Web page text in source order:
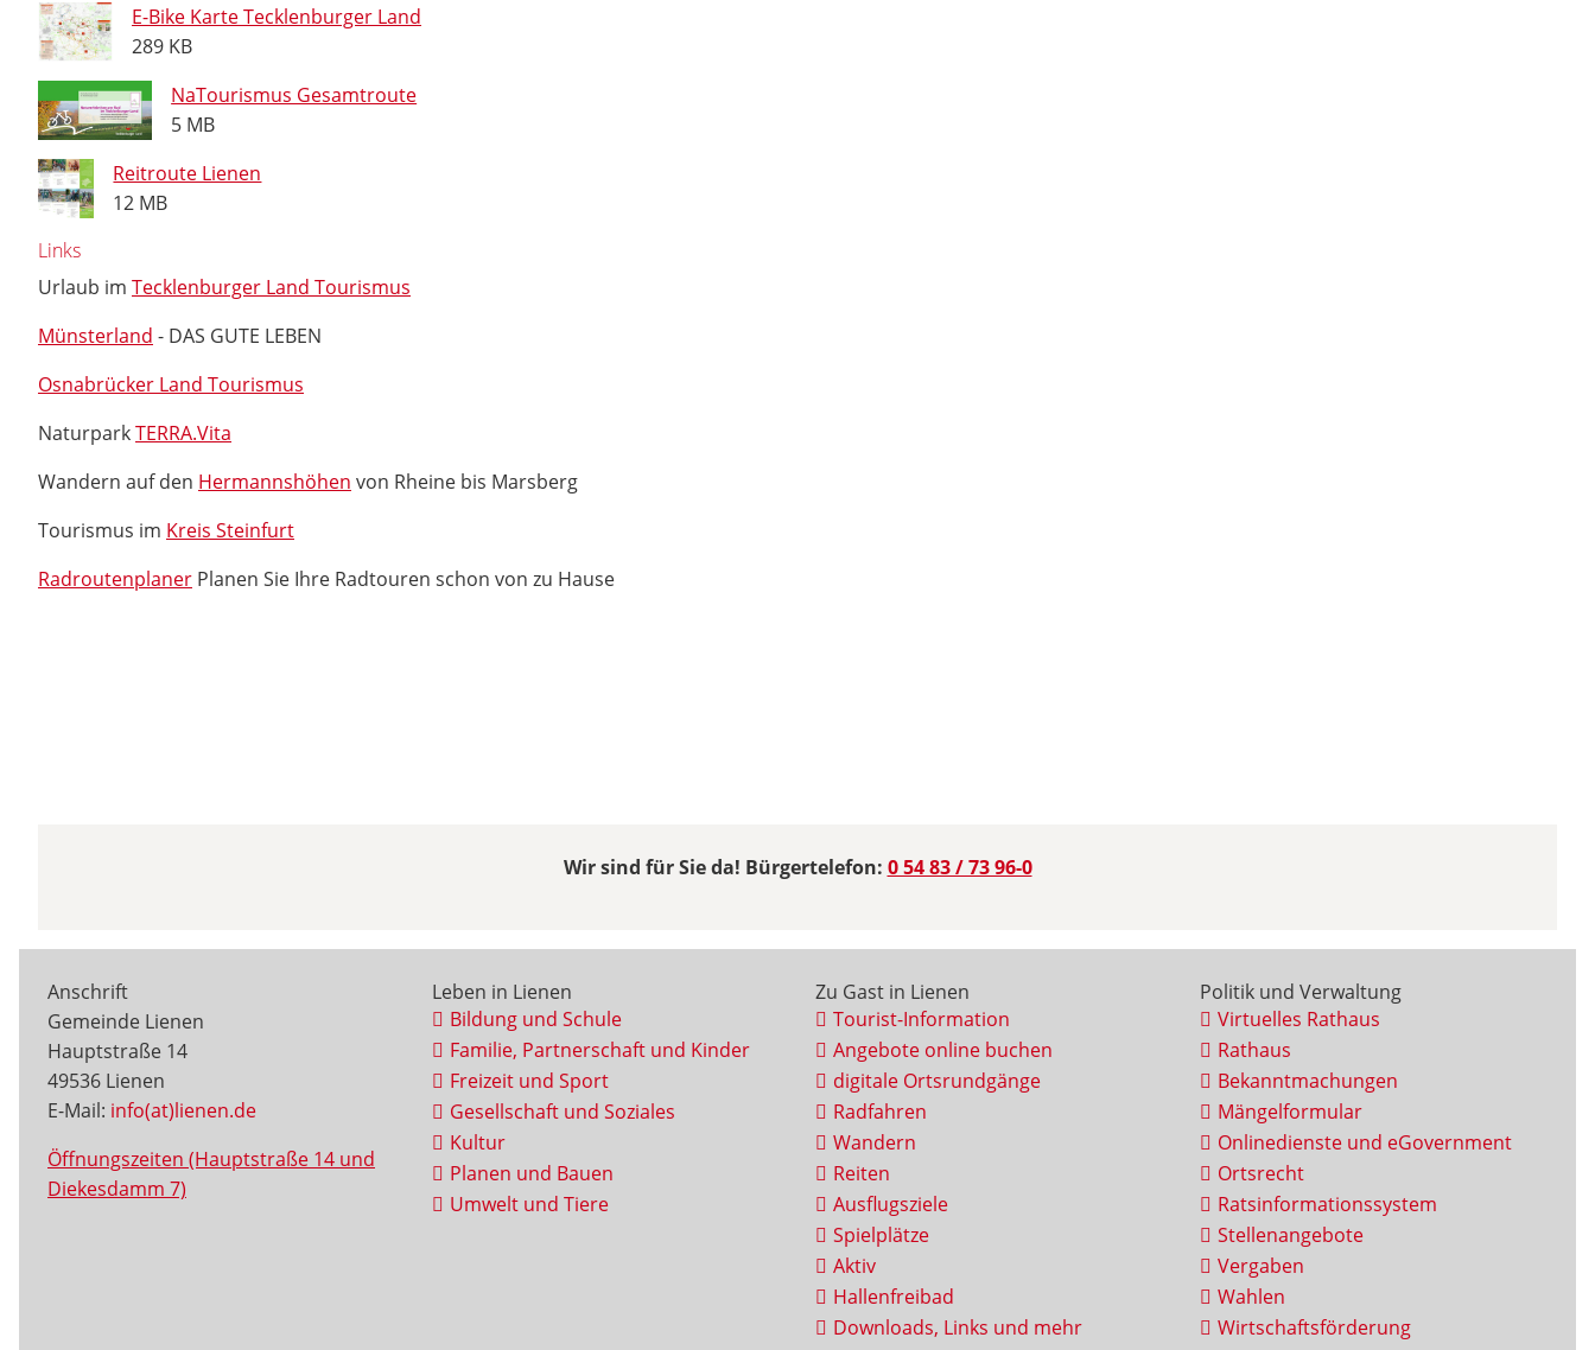
E-Bike Karte Tecklenburger Land
289 KB
NaTourismus Gesamtroute
5 MB
Reitroute Lienen
12 MB
Links
Urlaub im Tecklenburger Land Tourismus
Münsterland - DAS GUTE LEBEN
Osnabrücker Land Tourismus
NaturparkTERRA.Vita
Wandern auf den Hermannshöhen von Rheine bis Marsberg
Tourismus im Kreis Steinfurt
Radroutenplaner Planen Sie Ihre Radtouren schon von zu Hause
Wir sind für Sie da! Bürgertelefon: 0 54 83 / 73 96-0
Anschrift
Gemeinde Lienen
Hauptstraße 14
49536 Lienen
E-Mail: info(at)lienen.de
Öffnungszeiten (Hauptstraße 14 und
Diekesdamm 7)
Leben in Lienen
Bildung und Schule
Familie, Partnerschaft und Kinder
Freizeit und Sport
Gesellschaft und Soziales
Kultur
Planen und Bauen
Umwelt und Tiere
Zu Gast in Lienen
Tourist-Information
Angebote online buchen
digitale Ortsrundgänge
Radfahren
Wandern
Reiten
Ausflugsziele
Spielplätze
Aktiv
Hallenfreibad
Downloads, Links und mehr
Politik und Verwaltung
Virtuelles Rathaus
Rathaus
Bekanntmachungen
Mängelformular
Onlinedienste und eGovernment
Ortsrecht
Ratsinformationssystem
Stellenangebote
Vergaben
Wahlen
Wirtschaftsförderung